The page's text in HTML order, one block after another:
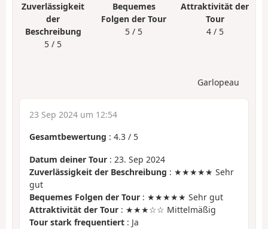
Zuverlässigkeit
der
Beschreibung
5 / 5
Bequemes
Folgen der Tour
5 / 5
Attraktivität der
Tour
4 / 5
Garlopeau
23 Sep 2024 um 12:54
Gesamtbewertung : 4.3 / 5
Datum deiner Tour : 23. Sep 2024
Zuverlässigkeit der Beschreibung : ★★★★★ Sehr
gut
Bequemes Folgen der Tour : ★★★★★ Sehr gut
Attraktivität der Tour : ★★★☆☆ Mittelmäßig
Tour stark frequentiert : Ja